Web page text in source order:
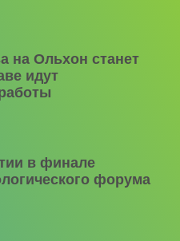
на Ольхон станет
идут
в финале
форума